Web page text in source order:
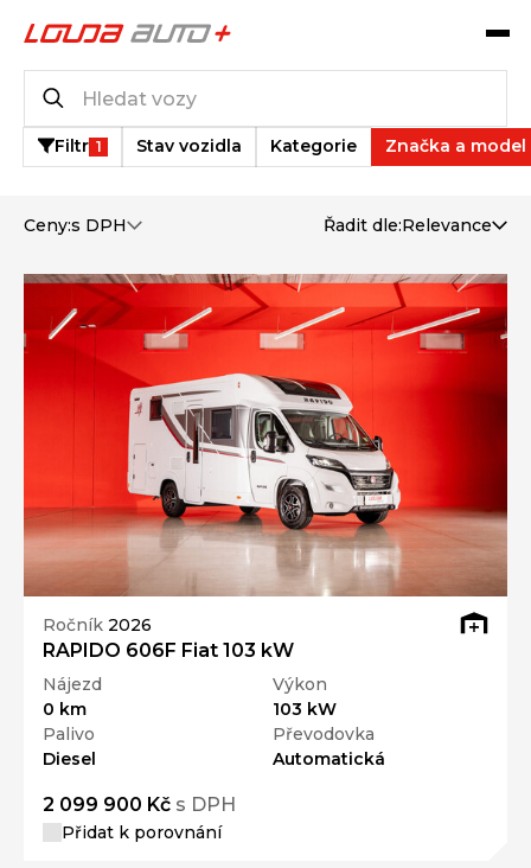
Filtr 1 Stav vozidla Kategorie Značka a model
Ceny:s DPH Řadit dle:Relevance
Ročník 2026
RAPIDO 606F Fiat 103 kW
Nájezd
0 km
Výkon
103 kW
Palivo
Diesel
Převodovka
Automatická
2 099 900 Kč s DPH
Přidat k porovnání